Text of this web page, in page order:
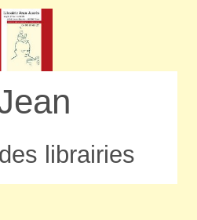
librairies